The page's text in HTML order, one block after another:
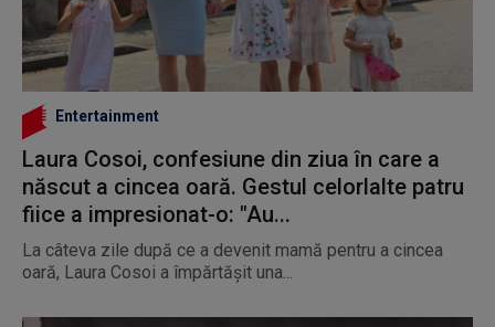
Entertainment
Laura Cosoi, confesiune din ziua în care a
născut a cincea oară. Gestul celorlalte patru
fiice a impresionat-o: "Au...
La câteva zile după ce a devenit mamă pentru a cincea
oară, Laura Cosoi a împărtășit una...